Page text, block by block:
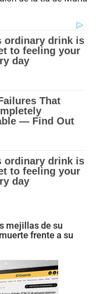
mejillas de su
frente a su